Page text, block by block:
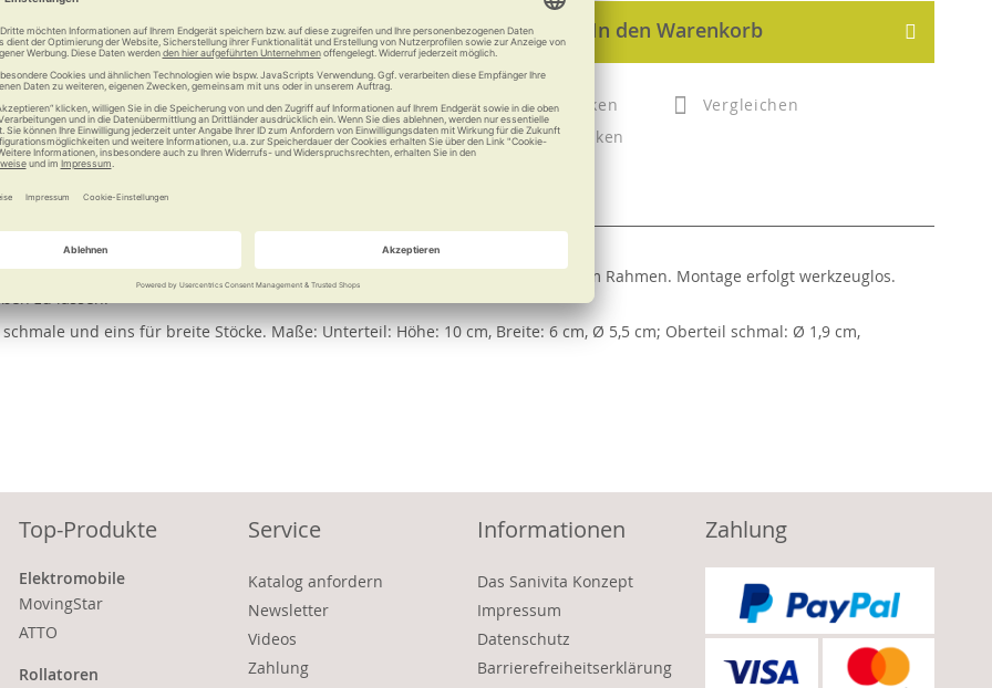
In den Warenkorb
Merken
Vergleichen
Drucken
Weitere Informationen
aus Clip zur Befestigung seitlich am Sitz und Unterteil zur Befestigung am Rahmen. Montage erfolgt werkzeuglos.
zu lassen.
und eins für breite Stöcke. Maße: Unterteil: Höhe: 10 cm, Breite: 6 cm, Ø 5,5 cm; Oberteil schmal: Ø 1,9 cm,
Top-Produkte
Elektromobile
MovingStar
ATTO
Rollatoren
Service
Katalog anfordern
Newsletter
Videos
Zahlung
Informationen
Das Sanivita Konzept
Impressum
Datenschutz
Barrierefreiheitserklärung
Zahlung